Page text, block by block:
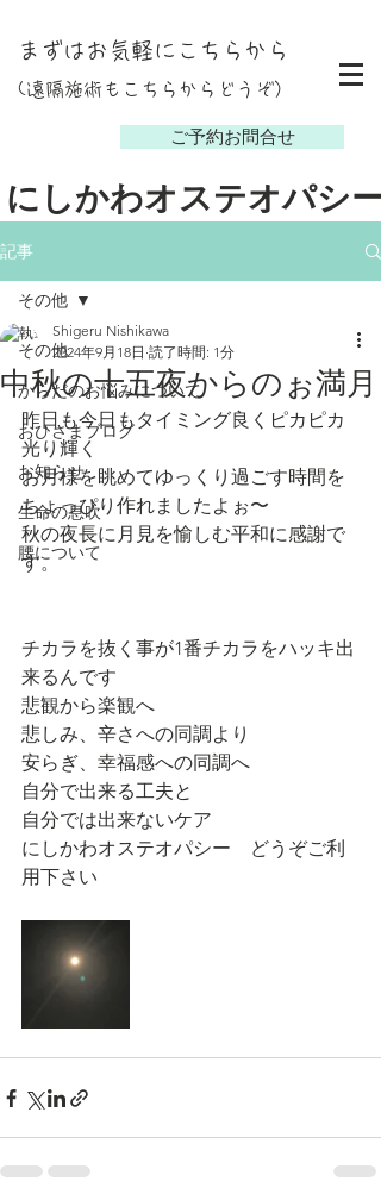
ご予約お問合せ
にしかわオステオパシー
まずはお気軽にこちらから
(遠隔施術もこちらからどうぞ）
記事
その他
からだのお悩みについて
おひさまブログ
お知らせ
生命の息吹
腰について
その他
中秋の十五夜からのぉ満月
Shigeru Nishikawa
2024年9月18日 読了時間: 1分
昨日も今日もタイミング良くピカピカ
光り輝く
お月様を眺めてゆっくり過ごす時間を
ちょっぴり作れましたよぉ〜
秋の夜長に月見を愉しむ平和に感謝で
す。
チカラを抜く事が1番チカラをハッキ出
来るんです
悲観から楽観へ
悲しみ、辛さへの同調より
安らぎ、幸福感への同調へ
自分で出来る工夫と
自分では出来ないケア
にしかわオステオパシー　どうぞご利
用下さい